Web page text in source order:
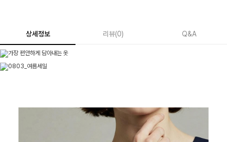
상세정보 리뷰(0) Q&A